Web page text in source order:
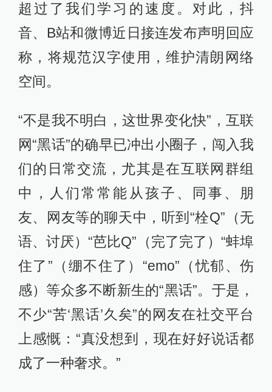
超过了我们学习的速度。对此，抖
音、B站和微博近日接连发布声明回应
称，将规范汉字使用，维护清朗网络
空间。
“不是我不明白，这世界变化快”，互联
网“黑话”的确早已冲出小圈子，闯入我
们的日常交流，尤其是在互联网群组
中，人们常常能从孩子、同事、朋
友、网友等的聊天中，听到“栓Q”（无
语、讨厌）“芭比Q”（完了完了）“蚌埠
住了”（绷不住了）“emo”（忧郁、伤
感）等众多不断新生的“黑话”。于是，
不少“苦‘黑话’久矣”的网友在社交平台
上感慨：“真没想到，现在好好说话都
成了一种奢求。”